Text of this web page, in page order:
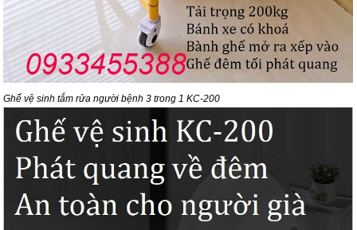
Ghế vệ sinh tắm rửa người bệnh 3 trong 1 KC-200